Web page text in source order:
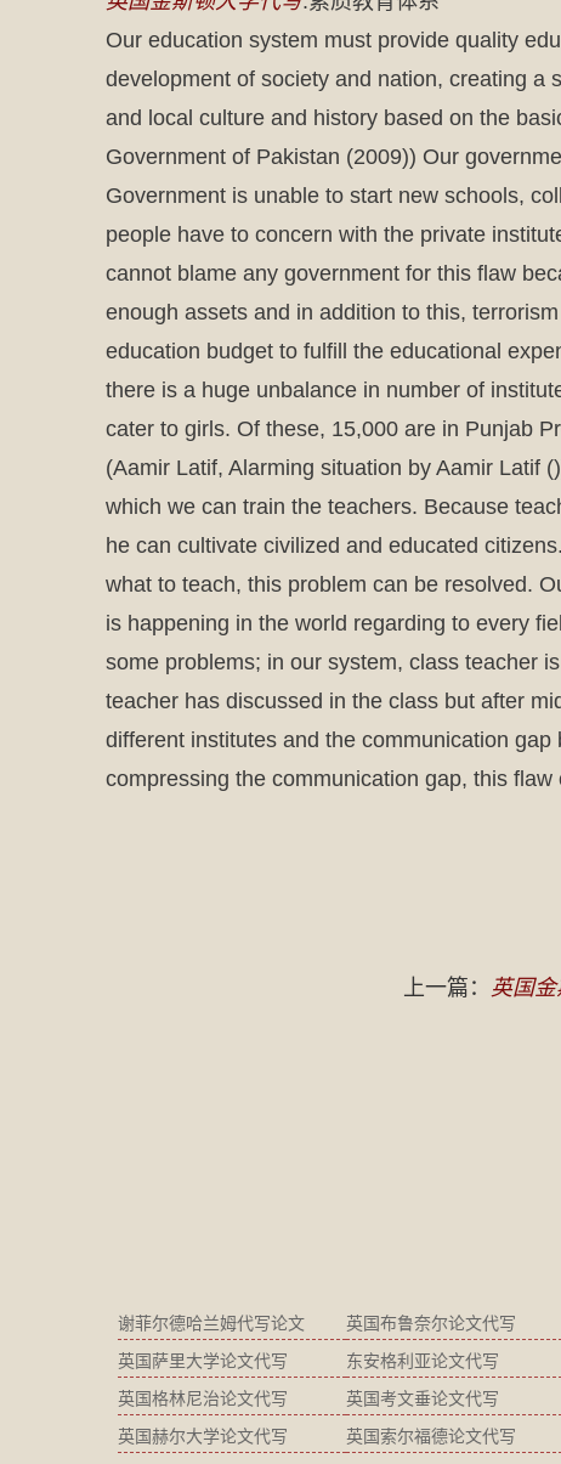
Our education system must provide quality
development of society and nation, creating a
and local culture and history based on the
Government of Pakistan (2009)) Our
Government is unable to start new schools,
people have to concern with the private
cannot blame any government for this flaw
enough assets and in addition to this,
education budget to fulfill the educational
there is a huge unbalance in number of
cater to girls. Of these, 15,000 are in Punjab
(Aamir Latif, Alarming situation by Aamir Latif
which we can train the teachers. Because
he can cultivate civilized and educated
what to teach, this problem can be resolved.
is happening in the world regarding to every
some problems; in our system, class teacher
teacher has discussed in the class but after
different institutes and the communication
compressing the communication gap, this flaw
上一篇： 英国
谢菲尔德哈兰姆代写论文 英国布鲁奈尔论文代写
英国萨里大学论文代写 东安格利亚论文代写
英国格林尼治论文代写 英国考文垂论文代写
英国赫尔大学论文代写 英国索尔福德论文代写